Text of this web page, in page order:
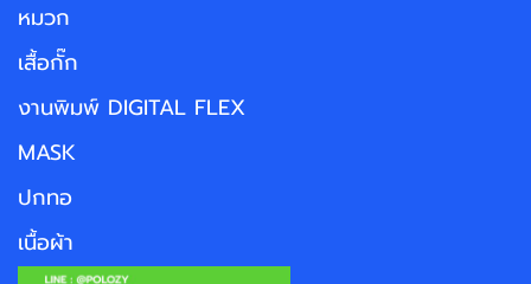
หมวก
เสื้อกั๊ก
งานพิมพ์ DIGITAL FLEX
MASK
ปกทอ
เนื้อผ้า